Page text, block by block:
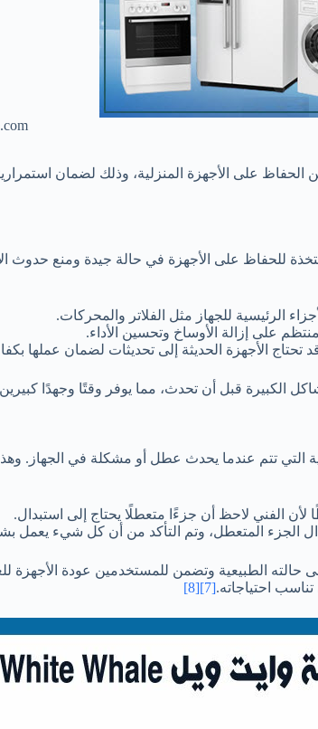
الحفاظ على الأجهزة المنزلية، وذلك لضمان
المتخذة للحفاظ على الأجهزة في حالة جيدة ومنع
الرئيسية للجهاز مثل الفلاتر والمحركات.
على إزالة الأوساخ وتحسين الأداء.
تحتاج الأجهزة الحديثة إلى تحديثات لضمان عملها
الكبيرة قبل أن تحدث، مما يوفر وقتًا وجهدًا
التي تتم عندما يحدث عطل أو مشكلة في
الفني لاحظ أن جزءًا متعطلًا يحتاج إلى استبدال.
الجزء المتعطل، وتم التأكد من أن كل شيء
حالته الطبيعية وتضمن للمستخدمين عودة
احتياجاته.[7]
[8]